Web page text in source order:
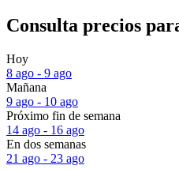
Consulta precios
Hoy
8 ago - 9 ago
Mañana
9 ago - 10 ago
Próximo fin de semana
14 ago - 16 ago
En dos semanas
21 ago - 23 ago